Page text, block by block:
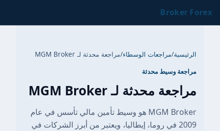
Broker Forex
الرئيسية/مراجعات الوسطاء/مراجعة محدثة لـ MGM Broker
مراجعة وسيط محدثة
مراجعة محدثة لـ MGM Broker
MGM Broker هو وسيط تأمين مالي تأسس في عام
2009 في روما، إيطاليا، ويعتبر من أبرز الشركات في